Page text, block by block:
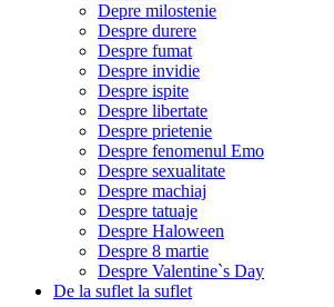
Depre milostenie
Despre durere
Despre fumat
Despre invidie
Despre ispite
Despre libertate
Despre prietenie
Despre fenomenul Emo
Despre sexualitate
Despre machiaj
Despre tatuaje
Despre Haloween
Despre 8 martie
Despre Valentine`s Day
De la suflet la suflet